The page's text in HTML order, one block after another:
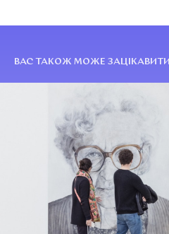
ВАС ТАКОЖ МОЖЕ ЗАЦІКАВИТИ